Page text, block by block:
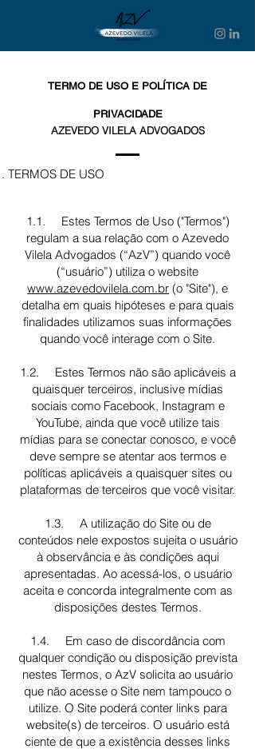
TERMO DE USO E POLÍTICA DE
PRIVACIDADE
AZEVEDO VILELA ADVOGADOS
TERMOS DE USO
1.1. Estes Termos de Uso ("Termos")
regulam a sua relação com o Azevedo
Vilela Advogados (“AzV”) quando você
(“usuário”) utiliza o website
www.azevedovilela.com.br (o "Site"), e
detalha em quais hipóteses e para quais
finalidades utilizamos suas informações
quando você interage com o Site.
1.2. Estes Termos não são aplicáveis a
quaisquer terceiros, inclusive mídias
sociais como Facebook, Instagram e
YouTube, ainda que você utilize tais
mídias para se conectar conosco, e você
deve sempre se atentar aos termos e
políticas aplicáveis a quaisquer sites ou
plataformas de terceiros que você visitar.
1.3. A utilização do Site ou de
conteúdos nele expostos sujeita o usuário
à observância e às condições aqui
apresentadas. Ao acessá-los, o usuário
aceita e concorda integralmente com as
disposições destes Termos.
1.4. Em caso de discordância com
qualquer condição ou disposição prevista
nestes Termos, o AzV solicita ao usuário
que não acesse o Site nem tampouco o
utilize. O Site poderá conter links para
website(s) de terceiros. O usuário está
ciente de que a existência desses links